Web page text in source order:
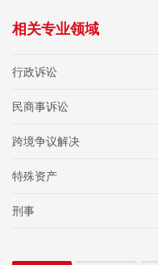
相关专业领域
行政诉讼
民商事诉讼
跨境争议解决
特殊资产
刑事